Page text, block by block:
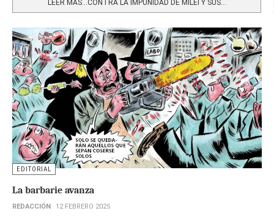
LEER MÁS…CONTRA LA IMPUNIDAD DE MILEI Y SUS...
EDITORIAL
La barbarie avanza
REDACCIÓN 12 FEBRERO 2025